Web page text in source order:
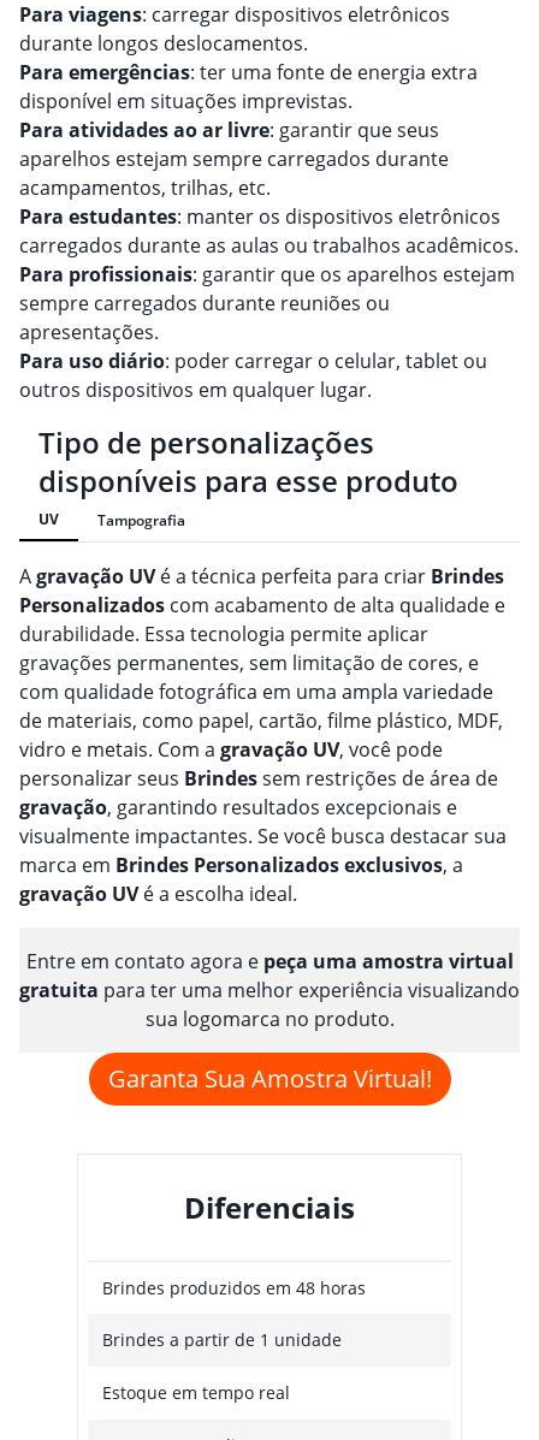
Para viagens: carregar dispositivos eletrônicos
durante longos deslocamentos.
Para emergências: ter uma fonte de energia extra
disponível em situações imprevistas.
Para atividades ao ar livre: garantir que seus
aparelhos estejam sempre carregados durante
acampamentos, trilhas, etc.
Para estudantes: manter os dispositivos eletrônicos
carregados durante as aulas ou trabalhos acadêmicos.
Para profissionais: garantir que os aparelhos estejam
sempre carregados durante reuniões ou
apresentações.
Para uso diário: poder carregar o celular, tablet ou
outros dispositivos em qualquer lugar.
Tipo de personalizações
disponíveis para esse produto
UV Tampografia
Agravação UVé a técnica perfeita para criar Brindes
Personalizados com acabamento de alta qualidade e
durabilidade. Essa tecnologia permite aplicar
gravações permanentes, sem limitação de cores, e
com qualidade fotográfica em uma ampla variedade
de materiais, como papel, cartão, filme plástico, MDF,
vidro e metais. Com a gravação UV, você pode
personalizar seus Brindessem restrições de área de
gravação, garantindo resultados excepcionais e
visualmente impactantes. Se você busca destacar sua
marca em Brindes Personalizadosexclusivos, a
gravação UVé a escolha ideal.
Entre em contato agora e peça uma amostra virtual
gratuita para ter uma melhor experiência visualizando
sua logomarca no produto.
Garanta Sua Amostra Virtual!
Diferenciais
Brindes produzidos em 48 horas
Brindes a partir de 1 unidade
Estoque em tempo real